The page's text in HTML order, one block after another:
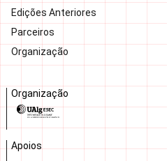
Edições Anteriores
Parceiros
Organização
Organização
Apoios